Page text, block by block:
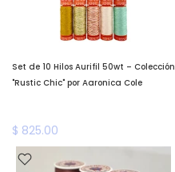
Set de 10 Hilos Aurifil 50wt – Colección
"Rustic Chic" por Aaronica Cole
$ 825.00